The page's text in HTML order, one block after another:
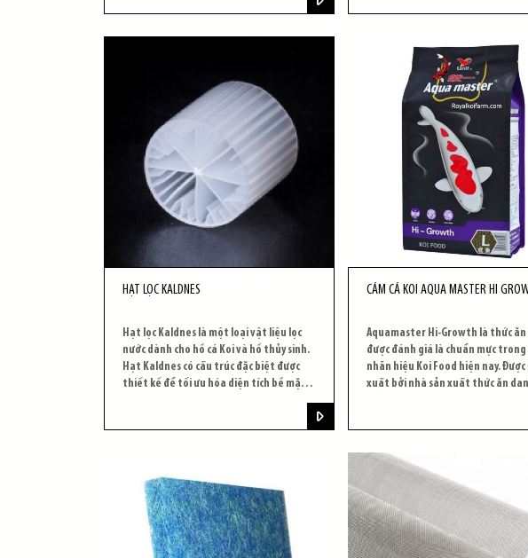
chúng thực hiện quá trình phân hủy chất
hữu cơ có mặt trong nước.
bọt nhỏ thú vị trong hồ cá.
HẠT LỌC KALDNES
Hạt lọc Kaldnes là một loại vật liệu lọc
nước dành cho hồ cá Koi và hồ thủy sinh.
Hạt Kaldnes có cấu trúc đặc biệt được
thiết kế để tối ưu hóa diện tích bề mặt
phục vụ cho việc phát triển và sinh sống
CÁM CÁ KOI AQUA MASTER HI
Aquamaster Hi-Growth là thức ăn
được đánh giá là chuẩn mực trong
nhãn hiệu Koi Food hiện nay. Được
xuất bởi nhà sản xuất thức ăn
Aquamaster Hi-Growth giúp cá
triển body mạnh và đẹp.